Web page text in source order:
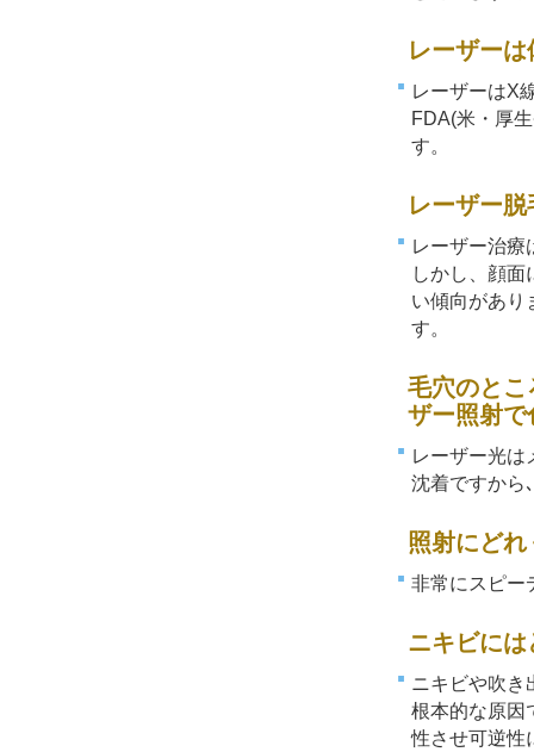
レーザー
レーザーはX
FDA(米・厚
す。
レーザー
レーザー治療
しかし、顔
い傾向があり
す。
毛穴のとこ
ザー照射で
レーザー光は
沈着ですから
照射にど
非常にスピー
ニキビに
ニキビや吹き
根本的な原因
性させ可逆性